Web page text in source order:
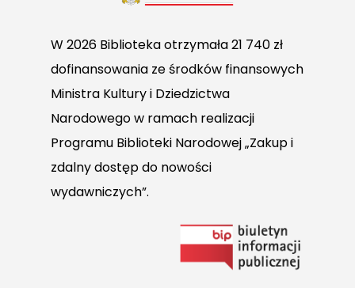
W 2026 Biblioteka otrzymała 21 740 zł
dofinansowania ze środków finansowych
Ministra Kultury i Dziedzictwa
Narodowego w ramach realizacji
Programu Biblioteki Narodowej „Zakup i
zdalny dostęp do nowości
wydawniczych”.
do